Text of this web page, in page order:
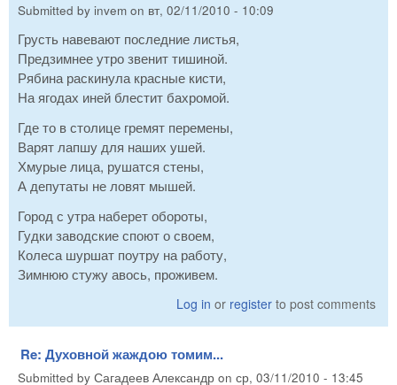
Submitted by invem on вт, 02/11/2010 - 10:09
Грусть навевают последние листья,
Предзимнее утро звенит тишиной.
Рябина раскинула красные кисти,
На ягодах иней блестит бахромой.
Где то в столице гремят перемены,
Варят лапшу для наших ушей.
Хмурые лица, рушатся стены,
А депутаты не ловят мышей.
Город с утра наберет обороты,
Гудки заводские споют о своем,
Колеса шуршат поутру на работу,
Зимнюю стужу авось, проживем.
Log in or register to post comments
Re: Духовной жаждою томим...
Submitted by Сагадеев Александр on ср, 03/11/2010 - 13:45